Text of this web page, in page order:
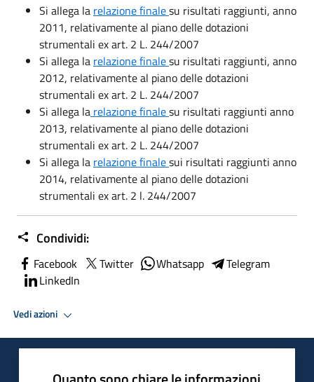
Si allega la relazione finalesu risultati raggiunti, anno
2011, relativamente al piano delle dotazioni
strumentali ex art. 2 L. 244/2007
Si allega la relazione finalesu risultati raggiunti, anno
2012, relativamente al piano delle dotazioni
strumentali ex art. 2 L. 244/2007
Si allega la relazione finalesu risultati raggiunti anno
2013, relativamente al piano delle dotazioni
strumentali ex art. 2 L. 244/2007
Si allega la relazione finalesui risultati raggiunti anno
2014, relativamente al piano delle dotazioni
strumentali ex art. 2 l. 244/2007
Condividi:
Facebook Twitter Whatsapp
Telegram
LinkedIn
Vedi azioni